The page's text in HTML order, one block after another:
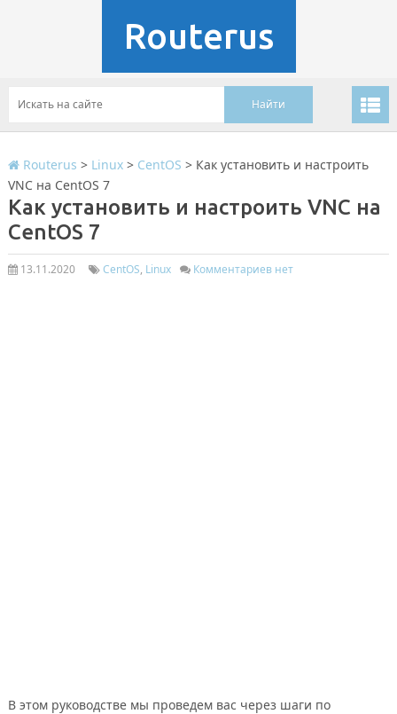
Routerus
Routerus > Linux> CentOS > Как установить и настроить
VNC на CentOS 7
Как установить и настроить VNC на
CentOS 7
13.11.2020 CentOS, Linux Комментариев нет
В этом руководстве мы проведем вас через шаги по